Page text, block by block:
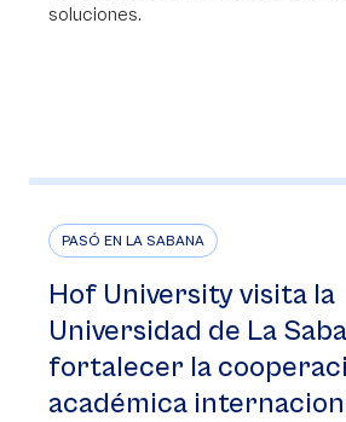
soluciones.
PASÓ EN LA SABANA
Hof University visita la
Universidad de La
fortalecer la
académica